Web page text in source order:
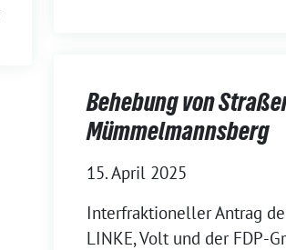
Behebung von
Mümmelmannsberg
15. April 2025
Interfraktioneller Antrag
LINKE, Volt und der FDP-